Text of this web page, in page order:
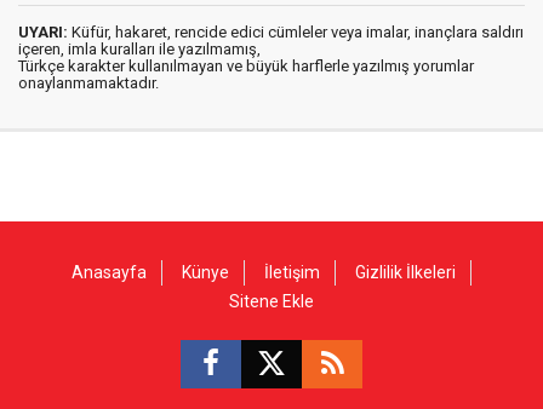
UYARI: Küfür, hakaret, rencide edici cümleler veya imalar, inançlara saldırı
içeren, imla kuralları ile yazılmamış,
Türkçe karakter kullanılmayan ve büyük harflerle yazılmış yorumlar
onaylanmamaktadır.
Anasayfa Künye İletişim
Gizlilik İlkeleri
Sitene Ekle